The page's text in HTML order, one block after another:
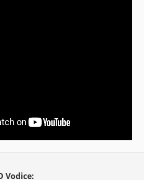
Vodice: